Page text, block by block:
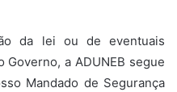
da lei ou de eventuais
a ADUNEB segue
Mandado de Segurança